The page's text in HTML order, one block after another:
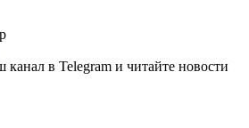
в Telegram и читайте новости